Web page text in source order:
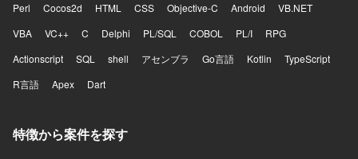
Perl
Cocos2d HTML CSS Objective-C Android
VB.NET
VBA
VC++ C Delphi PL/SQL COBOL PL/I
RPG
Actionscript
SQL shell アセンブラ Go言語 Kotlin
TypeScript
R言語
Apex Dart
特徴から案件を探す